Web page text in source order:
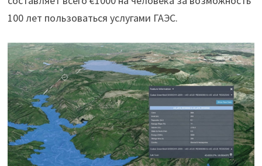
100 лет пользоваться услугами ГАЭС.